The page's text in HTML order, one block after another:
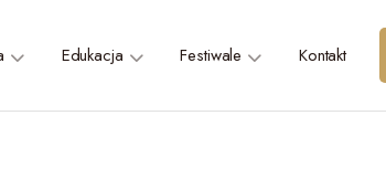
Edukacja Festiwale Kontakt